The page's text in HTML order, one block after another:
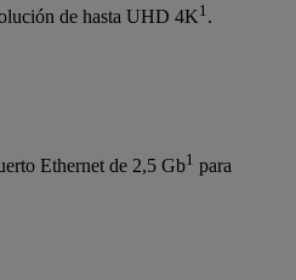
de hasta UHD 4K1.
Ethernet de 2,5 Gb1 para